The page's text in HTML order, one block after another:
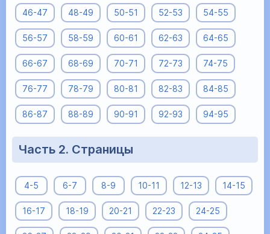
46-47 48-49 50-51 52-53 54-55
56-57 58-59 60-61 62-63 64-65
66-67 68-69 70-71 72-73 74-75
76-77 78-79 80-81 82-83 84-85
86-87 88-89 90-91 92-93 94-95
Часть 2. Страницы
4-5 6-7 8-9 10-11 12-13 14-15
16-17 18-19 20-21 22-23 24-25